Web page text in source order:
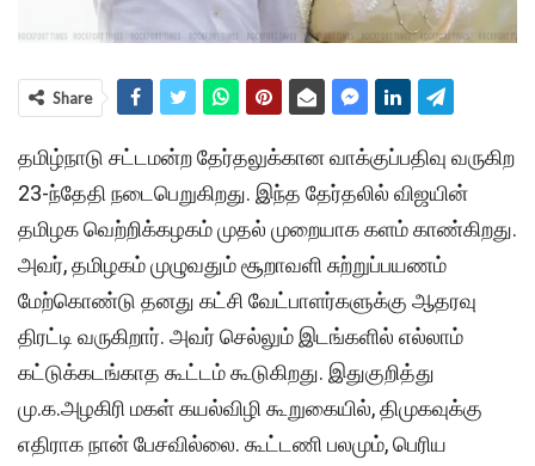
Share
தமிழ்நாடு சட்டமன்ற தேர்தலுக்கான வாக்குப்பதிவு வருகிற
23-ந்தேதி நடைபெறுகிறது. இந்த தேர்தலில் விஜயின்
தமிழக வெற்றிக்கழகம் முதல் முறையாக களம் காண்கிறது.
அவர், தமிழகம் முழுவதும் சூறாவளி சுற்றுப்பயணம்
மேற்கொண்டு தனது கட்சி வேட்பாளர்களுக்கு ஆதரவு
திரட்டி வருகிறார். அவர் செல்லும் இடங்களில் எல்லாம்
கட்டுக்கடங்காத கூட்டம் கூடுகிறது. இதுகுறித்து
மு.க.அழகிரி மகள் கயல்விழி கூறுகையில், திமுகவுக்கு
எதிராக நான் பேசவில்லை. கூட்டணி பலமும், பெரிய